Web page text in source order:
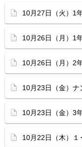
10月27日（火）1
10月26日（月）1
10月26日（月）2
10月23日（金）ナ
10月23日（金）3
10月22日（木）